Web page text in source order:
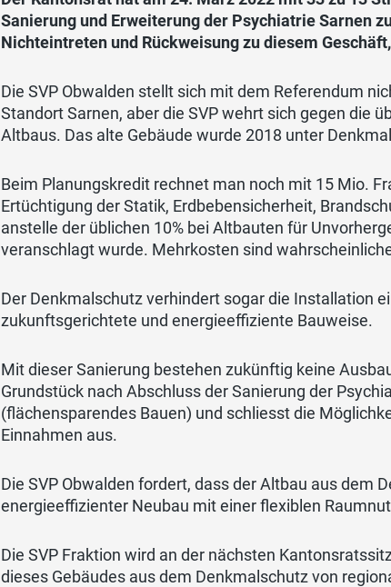
Sanierung und Erweiterung der Psychiatrie Sarnen
Nichteintreten und Rückweisung zu diesem
Die SVP Obwalden stellt sich mit dem Referendum
Standort Sarnen, aber die SVP wehrt sich gegen die
Altbaus. Das alte Gebäude wurde 2018 unter
Beim Planungskredit rechnet man noch mit 15 Mio.
Ertüchtigung der Statik, Erdbebensicherheit,
anstelle der üblichen 10% bei Altbauten für
veranschlagt wurde. Mehrkosten sind
Der Denkmalschutz verhindert sogar die Installation
zukunftsgerichtete und energieeffiziente Bauweise.
Mit dieser Sanierung bestehen zukünftig keine
Grundstück nach Abschluss der Sanierung der
(flächensparendes Bauen) und schliesst die
Einnahmen aus.
Die SVP Obwalden fordert, dass der Altbau aus dem
energieeffizienter Neubau mit einer flexiblen
Die SVP Fraktion wird an der nächsten
dieses Gebäudes aus dem Denkmalschutz von